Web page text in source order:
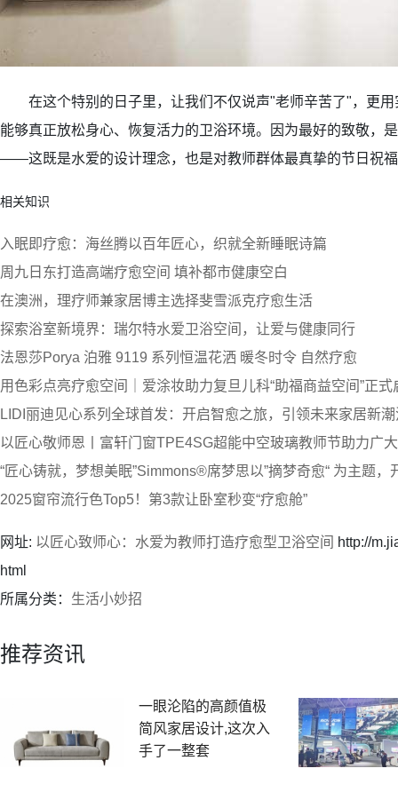
在这个特别的日子里，让我们不仅说声"老师辛苦了"，更用
能够真正放松身心、恢复活力的卫浴环境。因为最好的致敬，
——这既是水爱的设计理念，也是对教师群体最真挚的节日祝
相关知识
入眠即疗愈：海丝腾以百年匠心，织就全新睡眠诗篇
周九日东打造高端疗愈空间 填补都市健康空白
在澳洲，理疗师兼家居博主选择斐雪派克疗愈生活
探索浴室新境界：瑞尔特水爱卫浴空间，让爱与健康同行
法恩莎Porya 泊雅 9119 系列恒温花洒 暖冬时令 自然疗愈
用色彩点亮疗愈空间｜爱涂妆助力复旦儿科“助福商益空间”正式
LIDI丽迪见心系列全球首发：开启智愈之旅，引领未来家居新潮
以匠心敬师恩丨富轩门窗TPE4SG超能中空玻璃教师节助力广
“匠心铸就，梦想美眠”Simmons®席梦思以”摘梦奇愈“ 为主题，
2025窗帘流行色Top5！第3款让卧室秒变“疗愈舱”
网址: 以匠心致师心：水爱为教师打造疗愈型卫浴空间
http://
html
所属分类： 生活小妙招
推荐资讯
一眼沦陷的高颜值极
简风家居设计,这次入
手了一整套